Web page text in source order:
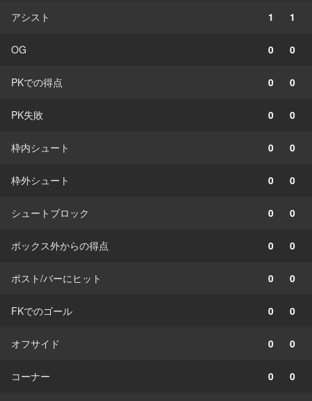
アシスト 1 1
OG 0 0
PKでの得点 0 0
PK失敗 0 0
枠内シュート 0 0
枠外シュート 0 0
シュートブロック 0 0
ボックス外からの得点 0 0
ポスト/バーにヒット 0 0
FKでのゴール 0 0
オフサイド 0 0
コーナー 0 0